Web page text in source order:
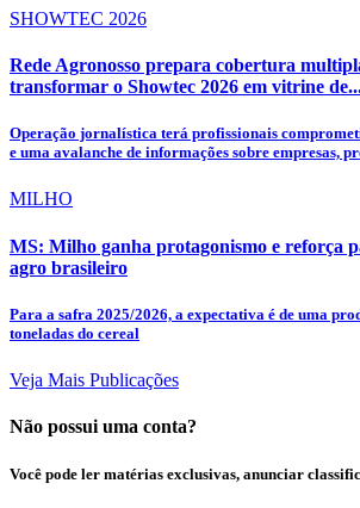
SHOWTEC 2026
Rede Agronosso prepara cobertura
transformar o Showtec 2026 em vitrine
Operação jornalística terá profissionais
e uma avalanche de informações sobre empresas,
MILHO
MS: Milho ganha protagonismo e reforça
agro brasileiro
Para a safra 2025/2026, a expectativa é de uma
toneladas do cereal
Veja Mais Publicações
Não possui uma conta?
Você pode ler matérias exclusivas, anunciar